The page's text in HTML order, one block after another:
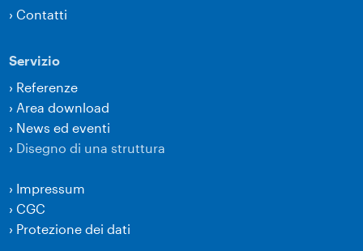
›Contatti
Servizio
› Referenze
› Area download
› News ed eventi
› Disegno di una struttura
› Impressum
›CGC
› Protezione dei dati